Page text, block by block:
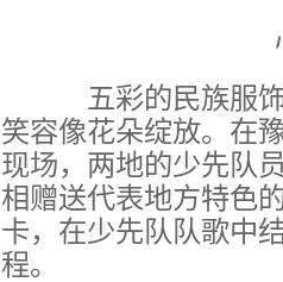
五彩的民族服饰
笑容像花朵绽放。在
现场，两地的少先队
相赠送代表地方特色
卡，在少先队队歌中
程。